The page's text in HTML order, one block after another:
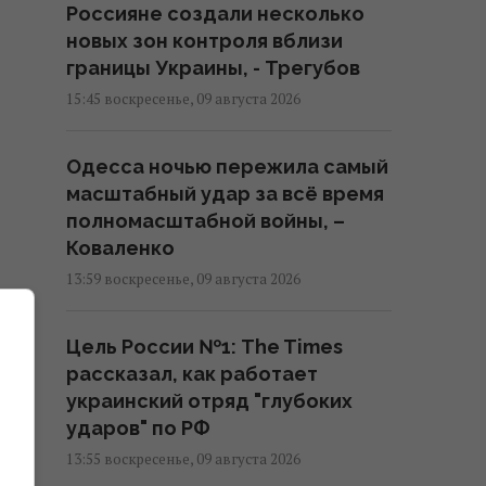
Россияне создали несколько
новых зон контроля вблизи
границы Украины, - Трегубов
15:45 воскресенье, 09 августа 2026
Одесса ночью пережила самый
масштабный удар за всё время
полномасштабной войны, –
Коваленко
13:59 воскресенье, 09 августа 2026
Цель России №1: The Times
рассказал, как работает
украинский отряд "глубоких
ударов" по РФ
13:55 воскресенье, 09 августа 2026